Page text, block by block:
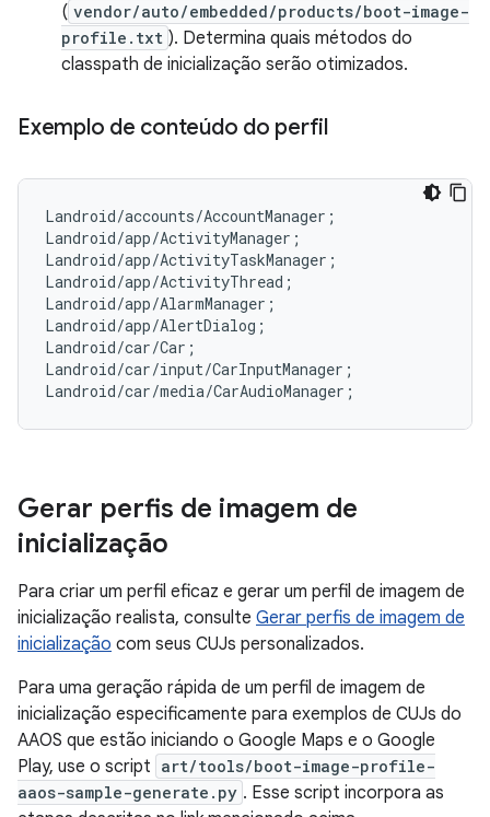
( vendor/auto/embedded/products/boot-image-
profile.txt ). Determina quais métodos do
classpath de inicialização serão otimizados.
Exemplo de conteúdo do perfil
Landroid/accounts/AccountManager;
Landroid/app/ActivityManager;
Landroid/app/ActivityTaskManager;
Landroid/app/ActivityThread;
Landroid/app/AlarmManager;
Landroid/app/AlertDialog;
Landroid/car/Car;
Landroid/car/input/CarInputManager;
Gerar perfis de imagem de
inicialização
Para criar um perfil eficaz e gerar um perfil de imagem de
inicialização realista, consulte Gerar perfis de imagem de
inicialização com seus CUJs personalizados.
Para uma geração rápida de um perfil de imagem de
inicialização especificamente para exemplos de CUJs do
AAOS que estão iniciando o Google Maps e o Google
Play, use o script art/tools/boot-image-profile-
aaos-sample-generate.py . Esse script incorpora as